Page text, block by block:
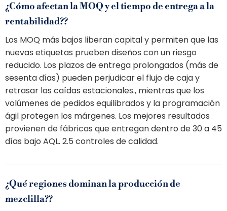
¿Cómo afectan la MOQ y el tiempo de entrega a la
rentabilidad??
Los MOQ más bajos liberan capital y permiten que las
nuevas etiquetas prueben diseños con un riesgo
reducido. Los plazos de entrega prolongados (más de
sesenta días) pueden perjudicar el flujo de caja y
retrasar las caídas estacionales., mientras que los
volúmenes de pedidos equilibrados y la programación
ágil protegen los márgenes. Los mejores resultados
provienen de fábricas que entregan dentro de 30 a 45
días bajo AQL. 2.5 controles de calidad.
¿Qué regiones dominan la producción de
mezclilla??